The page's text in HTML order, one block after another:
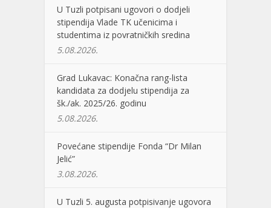
U Tuzli potpisani ugovori o dodjeli
stipendija Vlade TK učenicima i
studentima iz povratničkih sredina
5.08.2026.
Grad Lukavac: Konačna rang-lista
kandidata za dodjelu stipendija za
šk./ak. 2025/26. godinu
5.08.2026.
Povećane stipendije Fonda “Dr Milan
Jelić”
3.08.2026.
U Tuzli 5. augusta potpisivanje ugovora